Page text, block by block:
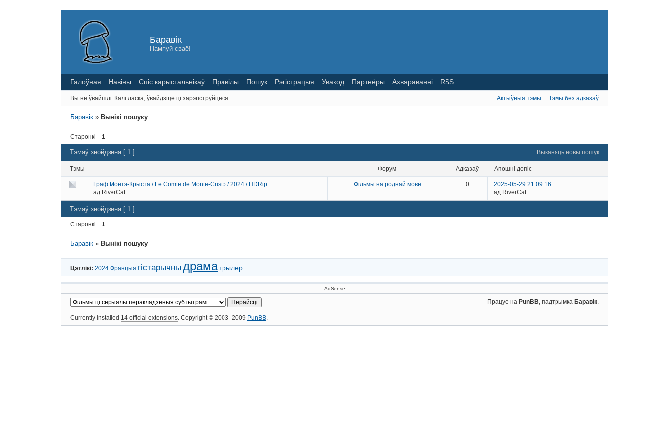
Баравік
Пампуй сваё!
Галоўная Навіны Спіс карыстальнікаў Правілы Пошук Рэгістрацыя Уваход Партнёры Ахвяраванні RSS
Вы не ўвайшлі. Калі ласка, ўвайдзіце ці зарэгіструйцеся. Актыўныя тэмы Тэмы без адказаў
Баравік » Вынікі пошуку
Старонкі 1
Выканаць новы пошук
Тэмаў знойдзена [ 1 ]
Тэмы Форум адказаў апошні допіс
Граф Монтэ-Крыста / Le Comte de Monte-Cristo / 2024 / HDRip
ад RiverCat
Фільмы на роднай мове 0
2025-05-29 21:09:16
ад RiverCat
Тэмаў знойдзена [ 1 ]
Старонкі 1
Баравік » Вынікі пошуку
Цэтлікі: 2024 Францыя гістарычны драматрылер
AdSense
Працуе на PunBB, падтрымка Баравік.
Currently installed 14 official extensions. Copyright © 2003–2009 PunBB.